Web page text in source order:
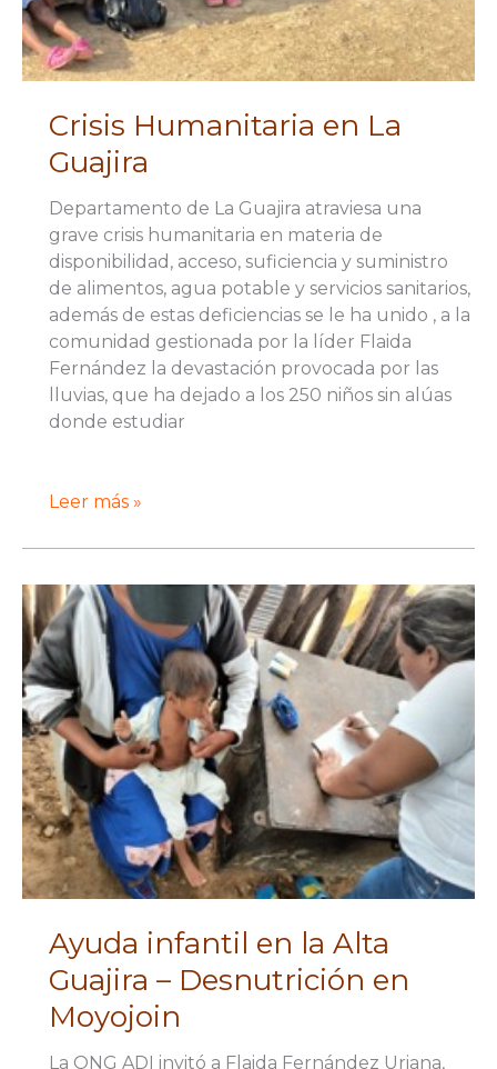
Crisis Humanitaria en La
Guajira
Departamento de La Guajira atraviesa una
grave crisis humanitaria en materia de
disponibilidad, acceso, suficiencia y suministro
de alimentos, agua potable y servicios sanitarios,
además de estas deficiencias se le ha unido , a la
comunidad gestionada por la líder Flaida
Fernández la devastación provocada por las
lluvias, que ha dejado a los 250 niños sin alúas
donde estudiar
Crisis
en
La
Guajira
Leer más »
Ayuda infantil en la Alta
Guajira – Desnutrición en
Moyojoin
La ONG ADI invitó a Flaida Fernández Uriana,